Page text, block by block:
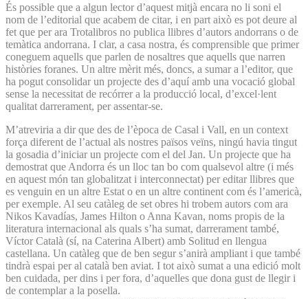
És possible que a algun lector d’aquest mitjà encara no li soni el
nom de l’editorial que acabem de citar, i en part això es pot deure al
fet que per ara Trotalibros no publica llibres d’autors andorrans o de
temàtica andorrana. I clar, a casa nostra, és comprensible que primer
coneguem aquells que parlen de nosaltres que aquells que narren
històries foranes. Un altre mèrit més, doncs, a sumar a l’editor, que
ha pogut consolidar un projecte des d’aquí amb una vocació global
sense la necessitat de recórrer a la producció local, d’excel·lent
qualitat darrerament, per assentar-se.
M’atreviria a dir que des de l’època de Casal i Vall, en un context
força diferent de l’actual als nostres països veïns, ningú havia tingut
la gosadia d’iniciar un projecte com el del Jan. Un projecte que ha
demostrat que Andorra és un lloc tan bo com qualsevol altre (i més
en aquest món tan globalitzat i interconnectat) per editar llibres que
es venguin en un altre Estat o en un altre continent com és l’americà,
per exemple. Al seu catàleg de set obres hi trobem autors com ara
Nikos Kavadías, James Hilton o Anna Kavan, noms propis de la
literatura internacional als quals s’ha sumat, darrerament també,
Víctor Català (sí, na Caterina Albert) amb Solitud en llengua
castellana. Un catàleg que de ben segur s’anirà ampliant i que també
tindrà espai per al català ben aviat. I tot això sumat a una edició molt
ben cuidada, per dins i per fora, d’aquelles que dona gust de llegir i
de contemplar a la posella.